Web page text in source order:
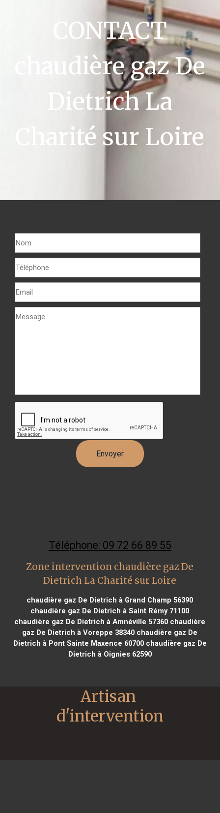
CONTACT
chaudière gaz De
Dietrich La
Charité sur Loire
Téléphone: 09 72 66 89 55
Zone intervention chaudière gaz De
Dietrich La Charité sur Loire
chaudière gaz De Dietrich à Grand Champ 56390
chaudière gaz De Dietrich à Saint Rémy 71100
chaudière gaz De Dietrich à Amnéville 57360 chaudière
gaz De Dietrich à Voreppe 38340 chaudière gaz De
Dietrich à Pont Sainte Maxence 60700chaudière gaz De
Dietrich à Oignies 62590
Artisan
d'intervention